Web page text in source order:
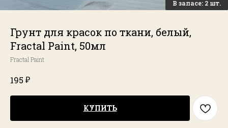
Грунт для красок по ткани, белый,
Fractal Paint, 50мл
Fractal Paint
195 ₽
КУПИТЬ